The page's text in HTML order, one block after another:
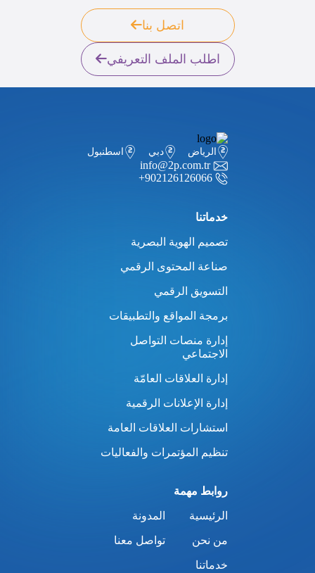
اتصل بنا
اطلب الملف التعريفي
الرياض دبي اسطنبول
info@2p.com.tr
+902126126066
روابط مهمة
الرئيسية
من نحن
خدماتنا
المدونة
تواصل معنا
خدماتنا
تصميم الهوية البصرية
صناعة المحتوى الرقمي
التسويق الرقمي
برمجة المواقع والتطبيقات
إدارة منصات التواصل
الاجتماعي
إدارة العلاقات العامّة
إدارة الإعلانات الرقمية
استشارات العلاقات العامة
تنظيم المؤتمرات والفعاليات